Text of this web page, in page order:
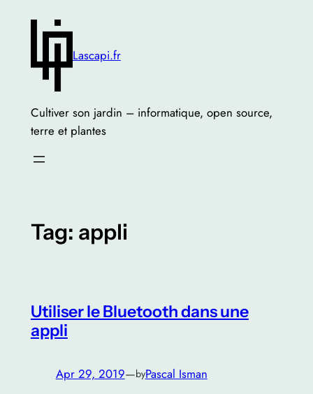
Lascapi.fr
Cultiver son jardin – informatique, open source,
terre et plantes
Tag: appli
Utiliser le Bluetooth dans une
appli
Apr 29, 2019—byPascal Isman